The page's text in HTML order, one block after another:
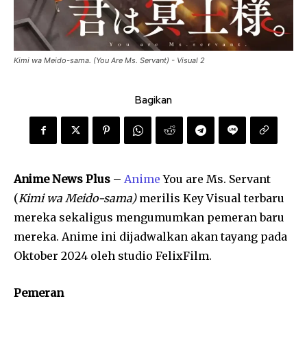
Kimi wa Meido-sama. (You Are Ms. Servant) - Visual 2
Bagikan
Anime News Plus – Anime You are Ms. Servant
(Kimi wa Meido-sama)merilis Key Visual terbaru
mereka sekaligus mengumumkan pemeran baru
mereka. Anime ini dijadwalkan akan tayang pada
Oktober 2024 oleh studio FelixFilm.
Pemeran